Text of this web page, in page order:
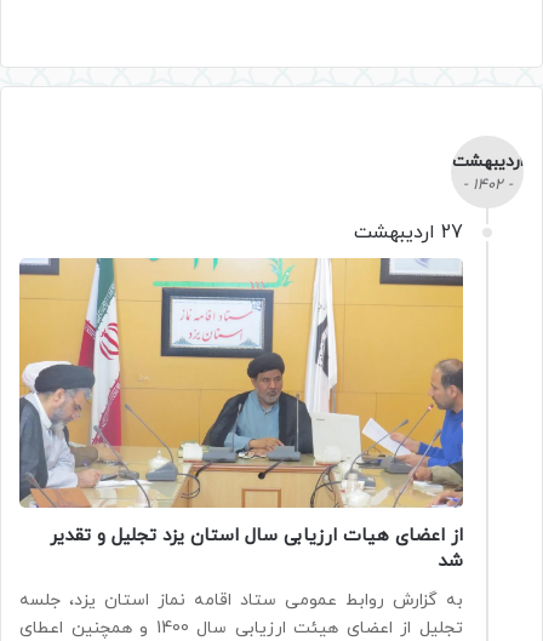
اردیبهشت
- 1402 -
27 اردیبهشت
از اعضای هیات ارزیابی سال استان یزد تجلیل و تقدیر
شد
به گزارش روابط عمومی ستاد اقامه نماز استان یزد، جلسه
تجلیل از اعضای هیئت ارزیابی سال 1400 و همچنین اعطای